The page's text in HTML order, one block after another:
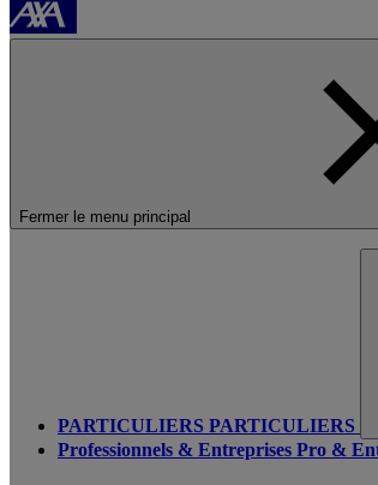
Fermer le menu principal
PARTICULIERS PARTICULIERS
Professionnels & Entreprises Pro &